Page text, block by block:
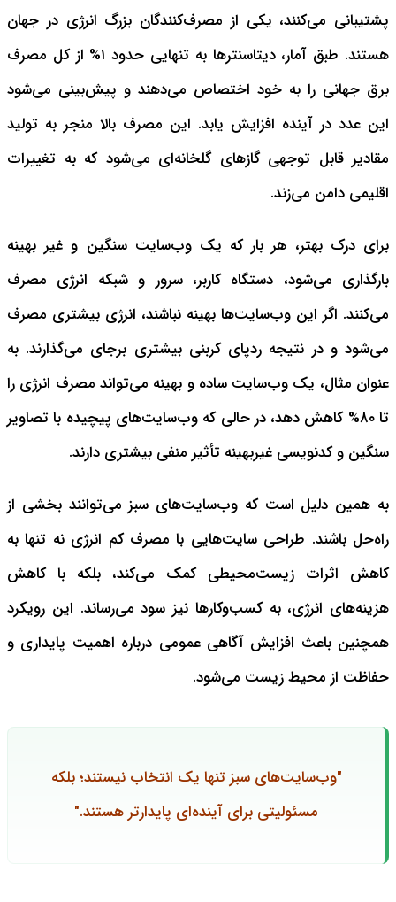
پشتیبانی می‌کنند، یکی از مصرف‌کنندگان بزرگ انرژی در جهان
هستند. طبق آمار، دیتاسنترها به تنهایی حدود ۱% از کل مصرف
برق جهانی را به خود اختصاص می‌دهند و پیش‌بینی می‌شود
این عدد در آینده افزایش یابد. این مصرف بالا منجر به تولید
مقادیر قابل توجهی گازهای گلخانه‌ای می‌شود که به تغییرات
اقلیمی دامن می‌زند.
برای درک بهتر، هر بار که یک وب‌سایت سنگین و غیر بهینه
بارگذاری می‌شود، دستگاه کاربر، سرور و شبکه انرژی مصرف
می‌کنند. اگر این وب‌سایت‌ها بهینه نباشند، انرژی بیشتری مصرف
می‌شود و در نتیجه ردپای کربنی بیشتری برجای می‌گذارند. به
عنوان مثال، یک وب‌سایت ساده و بهینه می‌تواند مصرف انرژی را
تا ۸۰% کاهش دهد، در حالی که وب‌سایت‌های پیچیده با تصاویر
سنگین و کدنویسی غیربهینه تأثیر منفی بیشتری دارند.
به همین دلیل است که وب‌سایت‌های سبز می‌توانند بخشی از
راه‌حل باشند. طراحی سایت‌هایی با مصرف کم انرژی نه تنها به
کاهش اثرات زیست‌محیطی کمک می‌کند، بلکه با کاهش
هزینه‌های انرژی، به کسب‌وکارها نیز سود می‌رساند. این رویکرد
همچنین باعث افزایش آگاهی عمومی درباره اهمیت پایداری و
حفاظت از محیط زیست می‌شود.
"وب‌سایت‌های سبز تنها یک انتخاب نیستند؛ بلکه
مسئولیتی برای آینده‌ای پایدارتر هستند."